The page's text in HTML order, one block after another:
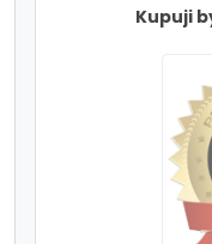
Kupuji